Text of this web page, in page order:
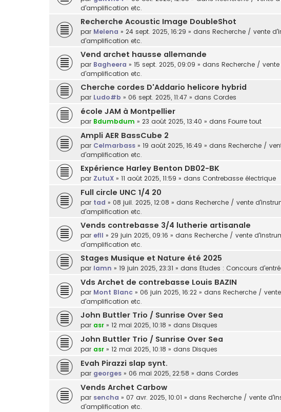
d'amplification etc.
Recherche Acoustic Image DoubleShot
par Melena » 24 sept. 2025, 16:29 » dans Recherche / vente
d'amplification etc.
Vend archet hausse allemande
par Bagheera » 15 sept. 2025, 09:09 » dans Recherche /
d'amplification etc.
Cherche cordes D'Addario helicore hybrid
par Ludo#b » 06 sept. 2025, 11:47 » dans Cordes
école JAM à Montpellier
par Bdumbdum » 23 août 2025, 13:40 » dans Fourre tout
Ampli AER BassCube 2
par Celmarbass » 19 août 2025, 16:49 » dans Recherche /
d'amplification etc.
Expérience Harley Benton DB02-BK
par ZutuX » 11 août 2025, 11:59 » dans Contrebasse électrique
Full circle UNC 1/4 20
par tad » 08 juil. 2025, 12:08 » dans Recherche / vente
d'amplification etc.
Vends contrebasse 3/4 lutherie artisanale
par efll » 29 juin 2025, 09:16 » dans Recherche / vente
d'amplification etc.
Stages Musique et Nature été 2025
par lamn » 19 juin 2025, 23:31 » dans Etudes : Concours
Vds Archet de contrebasse Louis BAZIN
par Mont Blanc » 06 juin 2025, 16:22 » dans Recherche /
d'amplification etc.
John Buttler Trio / Sunrise Over Sea
par asr » 12 mai 2025, 10:18 » dans Disques
John Buttler Trio / Sunrise Over Sea
par asr » 12 mai 2025, 10:18 » dans Disques
Evah Pirazzi slap synt.
par georges » 06 mai 2025, 22:58 » dans Cordes
Vends Archet Carbow
par sencha » 07 avr. 2025, 10:01 » dans Recherche / vente
d'amplification etc.